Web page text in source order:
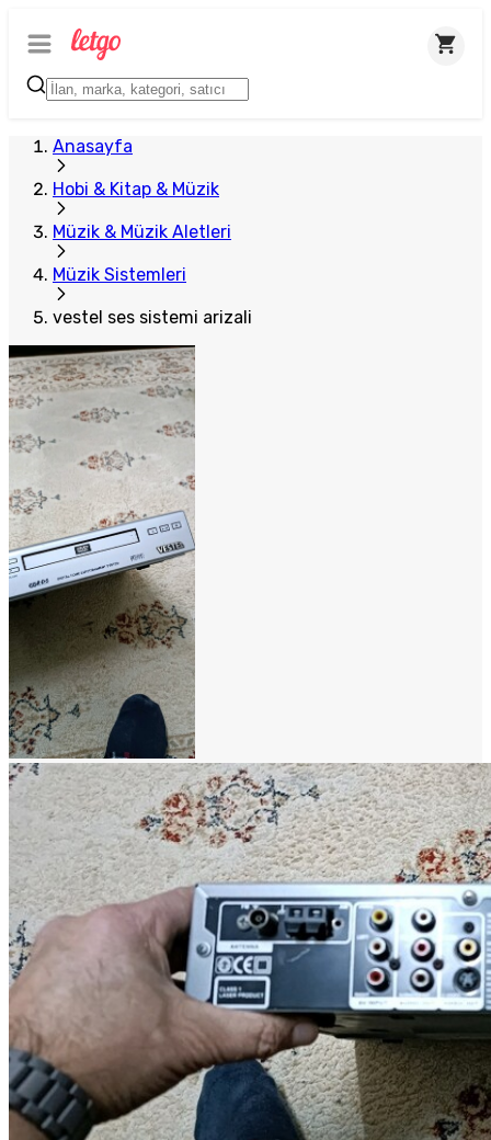
Anasayfa
Hobi & Kitap & Müzik
Müzik & Müzik Aletleri
Müzik Sistemleri
vestel ses sistemi arizali